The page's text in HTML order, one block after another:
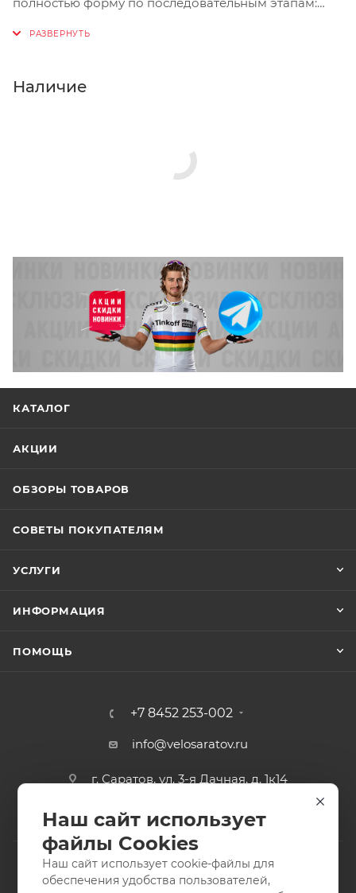
Нажмите кнопку «Оформить заказ».
Наличие
КАТАЛОГ
АКЦИИ
ОБЗОРЫ ТОВАРОВ
СОВЕТЫ ПОКУПАТЕЛЯМ
УСЛУГИ
ИНФОРМАЦИЯ
ПОМОЩЬ
+7 8452 253-002
info@velosaratov.ru
г. Саратов, ул. 3-я Дачная, д. 1к14
Наш сайт использует
файлы Cookies
Наш сайт использует cookie-файлы для
обеспечения удобства пользователей,